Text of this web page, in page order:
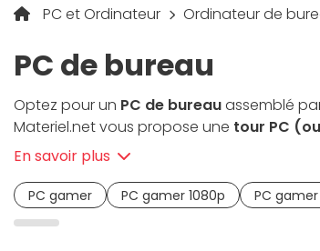
PC et Ordinateur Ordinateur de
PC de bureau
Optez pour un PC de bureauassemblé
Materiel.net vous propose une tour PC
et multimédia offrira de la réactivité aux
sélection de PC gamer
? Nos PC professionnels seront adaptés
kits d'évolution PC, et bénéficier des
En savoir plus
PC gamer PC gamer 1080p PC